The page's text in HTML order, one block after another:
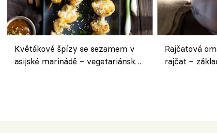
Květákové špízy se sezamem v
asijské marinádě – vegetariánská
Rajčatová
rajčat –